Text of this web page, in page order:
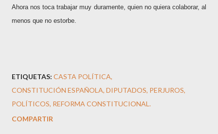
Ahora nos toca trabajar muy duramente, quien no quiera colaborar, al
menos que no estorbe.
ETIQUETAS: CASTA POLÍTICA
CONSTITUCIÓN ESPAÑOLA DIPUTADOS PERJUROS
POLÍTICOS REFORMA CONSTITUCIONAL.
COMPARTIR